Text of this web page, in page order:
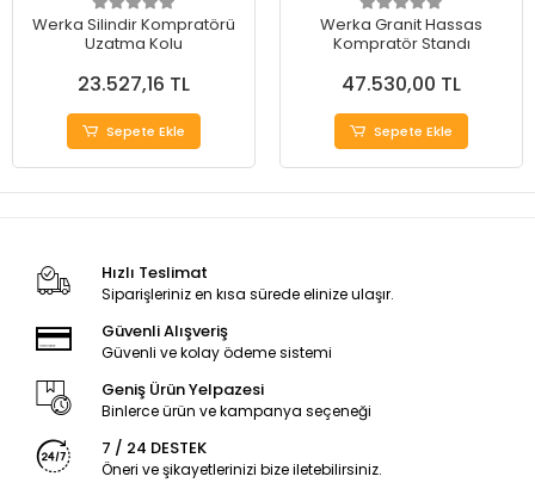
Werka Silindir Kompratörü
Uzatma Kolu
23.527,16 TL
Sepete Ekle
Werka Granit Hassas
Kompratör Standı
47.530,00 TL
Sepete Ekle
Hızlı Teslimat
Siparişleriniz en kısa sürede elinize ulaşır.
Güvenli Alışveriş
Güvenli ve kolay ödeme sistemi
Geniş Ürün Yelpazesi
Binlerce ürün ve kampanya seçeneği
7 / 24 DESTEK
Öneri ve şikayetlerinizi bize iletebilirsiniz.